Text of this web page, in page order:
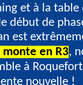
et à la
début de
est
monte en R3,
à
nouvelle !